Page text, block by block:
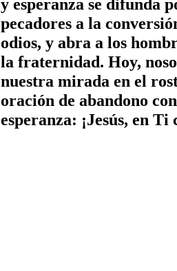
y esperanza se difunda
pecadores a la
odios, y abra a los
la fraternidad. Hoy,
nuestra mirada en el
oración de abandono
esperanza: ¡Jesús, en